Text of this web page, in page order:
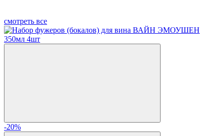
смотреть все
-20%